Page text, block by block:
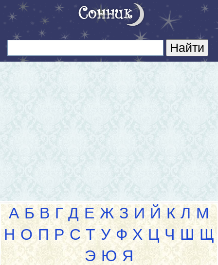
А Б В Г Д Е Ж З И Й К Л М
Н О П Р С Т У Ф Х Ц Ч Ш Щ
Э Ю Я